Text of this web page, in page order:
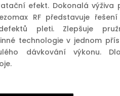
efekt. Dokonalá výživa
RF představuje
pleti. Zlepšuje
technologie v jednom
dávkování výkonu.